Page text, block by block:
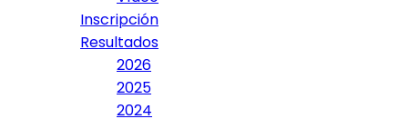
Inscripción
Resultados
2026
2025
2024